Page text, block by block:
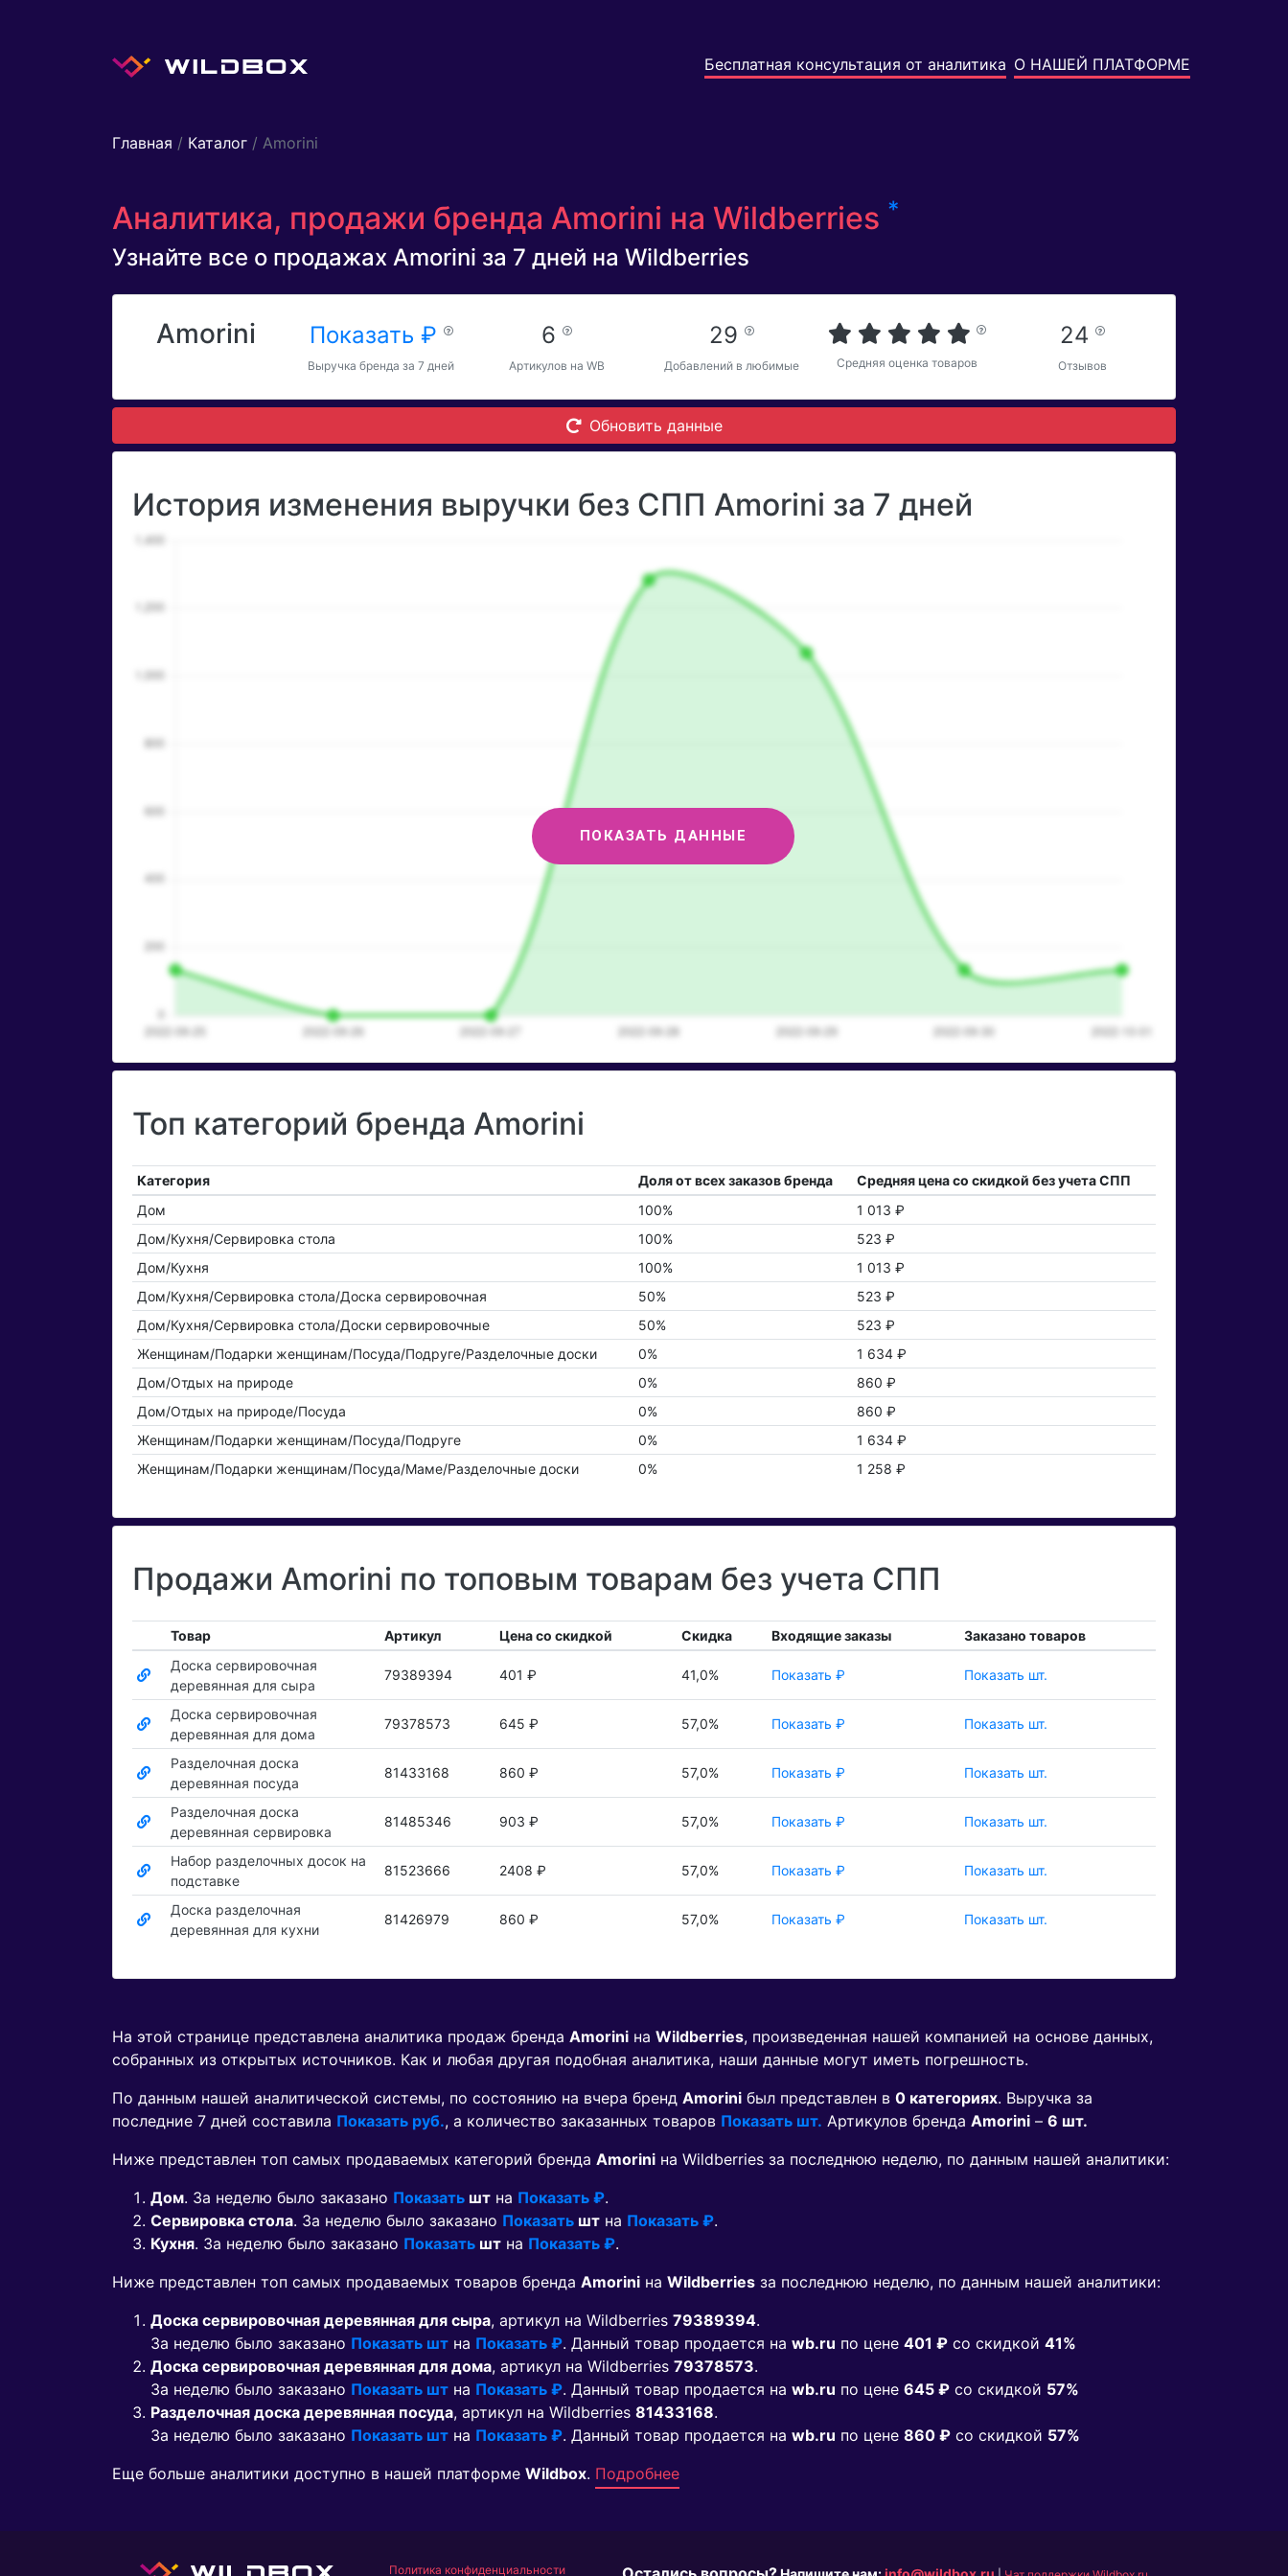
Бесплатная консультация от аналитика О НАШЕЙ ПЛАТФОРМЕ
Главная / Каталог / Amorini
Аналитика, продажи бренда Amorini на Wildberries *
Узнайте все о продажах Amorini за 7 дней на Wildberries
Amorini Показать ₽
Выручка бренда за 7 дней
6
Артикулов на WB
29
Добавлений в любимые Средняя оценка товаров
24
Отзывов
Обновить данные
История изменения выручки без СПП Amorini за 7 дней
ПОКАЗАТЬ ДАННЫЕ
Топ категорий бренда Amorini
Категория Доля от всех заказов бренда
Средняя цена со скидкой без учета СПП
Дом
100%
1 013 ₽
Дом/Кухня/Сервировка стола
100%
523 ₽
Дом/Кухня
100%
1 013 ₽
Дом/Кухня/Сервировка стола/Доска сервировочная
50%
523 ₽
Дом/Кухня/Сервировка стола/Доски сервировочные
50%
523 ₽
Женщинам/Подарки женщинам/Посуда/Подруге/Разделочные доски
0%
1 634 ₽
Дом/Отдых на природе
0%
860 ₽
Дом/Отдых на природе/Посуда
0%
860 ₽
Женщинам/Подарки женщинам/Посуда/Подруге
0%
1 634 ₽
Женщинам/Подарки женщинам/Посуда/Маме/Разделочные доски
0% 1 258 ₽
Продажи Amorini по топовым товарам без учета СПП
Товар Артикул Цена со скидкой Скидка Входящие заказы
Заказано товаров
Доска сервировочная
деревянная для сыра
79389394 401 ₽ 41,0% Показать ₽ Показать шт.
Доска сервировочная
деревянная для дома
79378573 645 ₽ 57,0% Показать ₽ Показать шт.
Разделочная доска
деревянная посуда
81433168 860 ₽ 57,0% Показать ₽ Показать шт.
Разделочная доска
деревянная сервировка
81485346 903 ₽ 57,0% Показать ₽ Показать шт.
Набор разделочных досок на
подставке
81523666 2408 ₽ 57,0% Показать ₽ Показать шт.
Доска разделочная
деревянная для кухни
81426979 860 ₽ 57,0% Показать ₽ Показать шт.
На этой странице представлена аналитика продаж бренда Amorini на Wildberries, произведенная нашей компанией на основе данных,
собранных из открытых источников. Как и любая другая подобная аналитика, наши данные могут иметь погрешность.
По данным нашей аналитической системы, по состоянию на вчера бренд Amorini был представлен в 0 категориях. Выручка за
последние 7 дней составила Показать руб., а количество заказанных товаров Показать шт. Артикулов бренда Amorini – 6 шт.
Ниже представлен топ самых продаваемых категорий бренда Amorini на Wildberries за последнюю неделю, по данным нашей аналитики:
Дом. За неделю было заказано Показать шт на Показать ₽.
Сервировка стола. За неделю было заказано Показать шт на Показать ₽.
Кухня. За неделю было заказано Показать шт на Показать ₽.
Ниже представлен топ самых продаваемых товаров бренда Amorini на Wildberries за последнюю неделю, по данным нашей аналитики:
Доска сервировочная деревянная для сыра, артикул на Wildberries 79389394.
За неделю было заказано Показать шт на Показать ₽. Данный товар продается на wb.ru по цене 401 ₽ co скидкой 41%
Доска сервировочная деревянная для дома, артикул на Wildberries 79378573.
За неделю было заказано Показать шт на Показать ₽. Данный товар продается на wb.ru по цене 645 ₽ co скидкой 57%
Разделочная доска деревянная посуда, артикул на Wildberries 81433168.
За неделю было заказано Показать шт на Показать ₽. Данный товар продается на wb.ru по цене 860 ₽ co скидкой 57%
Еще больше аналитики доступно в нашей платформе Wildbox. Подробнее
Политика конфиденциальности